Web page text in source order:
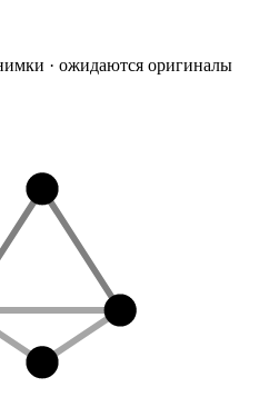
· ожидаются оригиналы